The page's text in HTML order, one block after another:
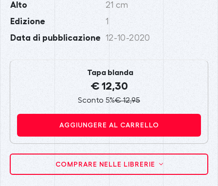
Alto 21 cm
Edizione 1
Data di pubblicazione 12-10-2020
Tapa blanda
€ 12,30
Sconto 5%€ 12,95
AGGIUNGERE AL CARRELLO
COMPRARE NELLE LIBRERIE